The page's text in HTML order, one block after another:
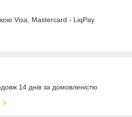
Visa, Mastercard - LiqPay
14 днів за домовленістю